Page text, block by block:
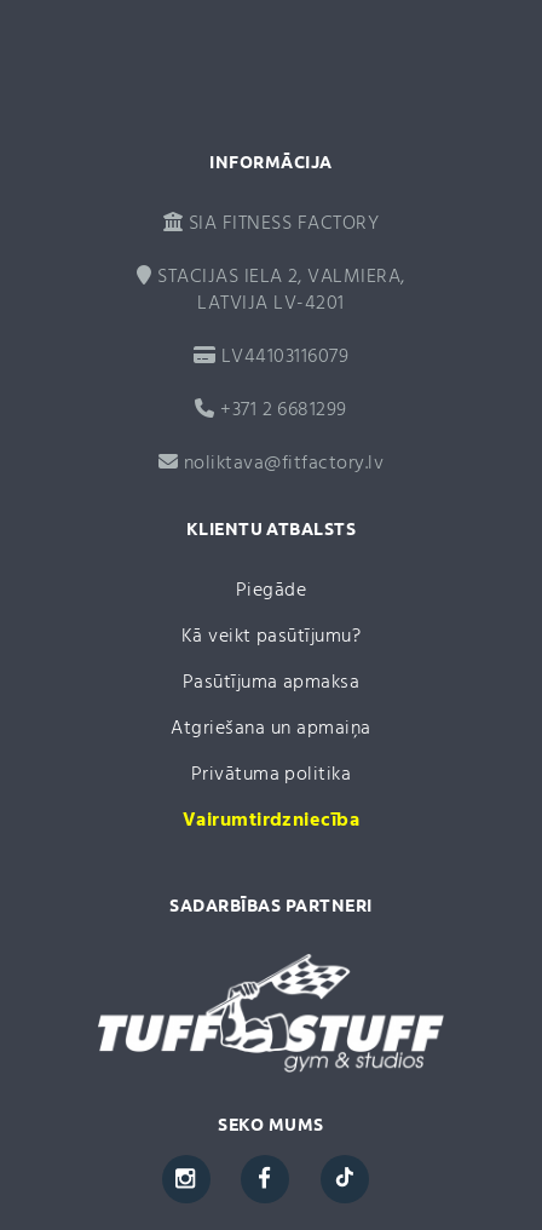
INFORMĀCIJA
SIA FITNESS FACTORY
STACIJAS IELA 2, VALMIERA,
LATVIJA LV-4201
LV44103116079
+371 2 6681299
noliktava@fitfactory.lv
KLIENTU ATBALSTS
Piegāde
Kā veikt pasūtījumu?
Pasūtījuma apmaksa
Atgriešana un apmaiņa
Privātuma politika
Vairumtirdzniecība
SADARBĪBAS PARTNERI
SEKO MUMS